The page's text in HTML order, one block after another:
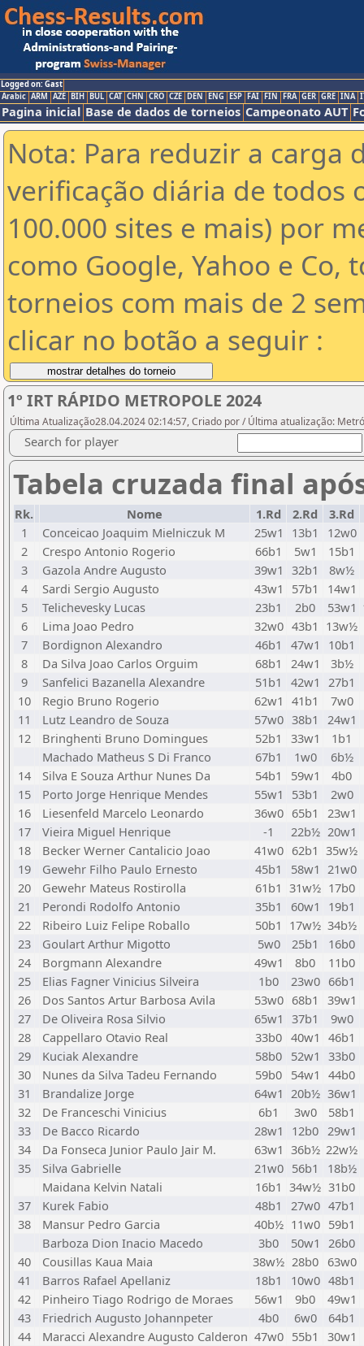
Logged on: Gast
Arabic ARM AZE BIH BUL CAT CHN CRO CZE DEN ENG ESP FAI FIN FRA GER GRE INA
Pagina inicial Base de dados de torneios Campeonato AUT
Nota: Para reduzir a carga
verificação diária de todos
100.000 sites e mais) por
como Google, Yahoo e Co,
torneios com mais de 2
clicar no botão a seguir :
1º IRT RÁPIDO METROPOLE 2024
Última Atualização28.04.2024 02:14:57, Criado por / Última atualização:
Search for player
Tabela cruzada final
Rk. Nome 1.Rd 2.Rd
3.Rd
1
Conceicao Joaquim Mielniczuk M 25w1 13b1
12w0
2
Crespo Antonio Rogerio 66b1 5w1
15b1
3
Gazola Andre Augusto 39w1 32b1
8w½
4
Sardi Sergio Augusto 43w1 57b1
14w1
5
Telichevesky Lucas 23b1 2b0 53w1
6
Lima Joao Pedro 32w0 43b1 13w½
7
Bordignon Alexandro 46b1 47w1
10b1
8
Da Silva Joao Carlos Orguim 68b1 24w1 3b½
9
Sanfelici Bazanella Alexandre 51b1 42w1 27b1
10
Regio Bruno Rogerio 62w1 41b1
7w0
11
Lutz Leandro de Souza 57w0 38b1
24w1
12
Bringhenti Bruno Domingues 52b1 33w1
1b1
Machado Matheus S Di Franco
67b1 1w0 6b½
14
Silva E Souza Arthur Nunes Da 54b1 59w1 4b0
15
Porto Jorge Henrique Mendes 55w1 53b1
2w0
16
Liesenfeld Marcelo Leonardo 36w0 65b1 23w1
17
Vieira Miguel Henrique -1 22b½ 20w1
18
Becker Werner Cantalicio Joao 41w0 62b1 35w½
19
Gewehr Filho Paulo Ernesto 45b1 58w1 21w0
20
Gewehr Mateus Rostirolla 61b1 31w½ 17b0
21
Perondi Rodolfo Antonio 35b1 60w1 19b1
22
Ribeiro Luiz Felipe Roballo 50b1 17w½ 34b½
23
Goulart Arthur Migotto 5w0 25b1 16b0
24
Borgmann Alexandre 49w1 8b0 11b0
25
Elias Fagner Vinicius Silveira 1b0 23w0 66b1
26
Dos Santos Artur Barbosa Avila 53w0 68b1
39w1
27
De Oliveira Rosa Silvio 65w1 37b1
9w0
28
Cappellaro Otavio Real 33b0 40w1 46b1
29
Kuciak Alexandre 58b0 52w1 33b0
30
Nunes da Silva Tadeu Fernando 59b0 54w1 44b0
31
Brandalize Jorge 64w1 20b½ 36w1
32
De Franceschi Vinicius 6b1 3w0 58b1
33
De Bacco Ricardo 28w1 12b0 29w1
34
Da Fonseca Junior Paulo Jair M. 63w1 36b½ 22w½
35
Silva Gabrielle 21w0 56b1 18b½
Maidana Kelvin Natali
16b1 34w½ 31b0
37
Kurek Fabio 48b1 27w0 47b1
38
Mansur Pedro Garcia 40b½ 11w0 59b1
Barboza Dion Inacio Macedo
3b0 50w1 26b0
40
Cousillas Kaua Maia 38w½ 28b0 63w0
41
Barros Rafael Apellaniz 18b1 10w0 48b1
42
Pinheiro Tiago Rodrigo de Moraes 56w1 9b0
49w1
43
Friedrich Augusto Johannpeter 4b0 6w0 64b1
44
Maracci Alexandre Augusto Calderon 47w0 55b1
30w1